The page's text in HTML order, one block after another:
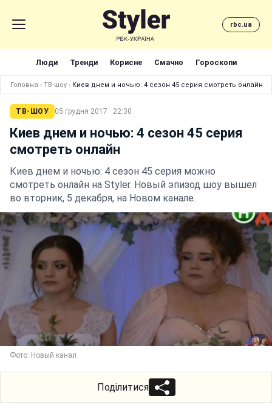
rbc.ua
Люди Тренди Корисне Смачно Гороскопи
Головна › ТВ-шоу › Киев днем и ночью: 4 сезон 45 серия смотреть онлайн
ТВ-ШОУ 05 грудня 2017 · 22:30
Киев днем и ночью: 4 сезон 45 серия
смотреть онлайн
Киев днем и ночью: 4 сезон 45 серия можно
смотреть онлайн на Styler. Новый эпизод шоу вышел
во вторник, 5 декабря, на Новом канале.
Фото: Новый канал
Поділитися